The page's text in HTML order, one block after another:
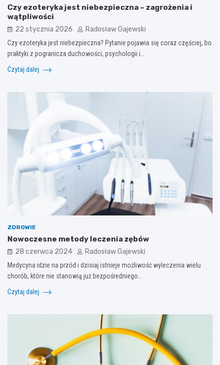
Czy ezoteryka jest niebezpieczna – zagrożenia i
wątpliwości
22 stycznia 2026 Radosław Gajewski
Czy ezoteryka jest niebezpieczna? Pytanie pojawia się coraz częściej, bo
praktyki z pogranicza duchowości, psychologii i…
Czytaj dalej
ZDROWIE
Nowoczesne metody leczenia zębów
28 czerwca 2024 Radosław Gajewski
Medycyna idzie na przód i dzisiaj istnieje możliwość wyleczenia wielu
chorób, które nie stanowią już bezpośredniego…
Czytaj dalej